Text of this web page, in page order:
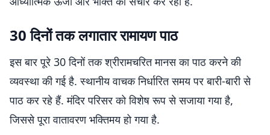
30 दिनों तक लगातार रामायण पाठ
इस बार पूरे 30 दिनों तक श्रीरामचरित मानस का पाठ करने की
व्यवस्था की गई है. स्थानीय वाचक निर्धारित समय पर बारी-बारी से
पाठ कर रहे हैं. मंदिर परिसर को विशेष रूप से सजाया गया है,
जिससे पूरा वातावरण भक्तिमय हो गया है.